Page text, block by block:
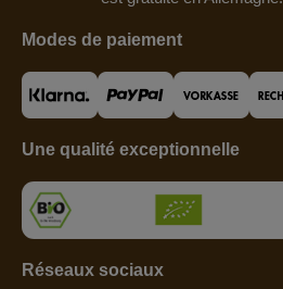
Modes de paiement
Une qualité exceptionnelle
Réseaux sociaux